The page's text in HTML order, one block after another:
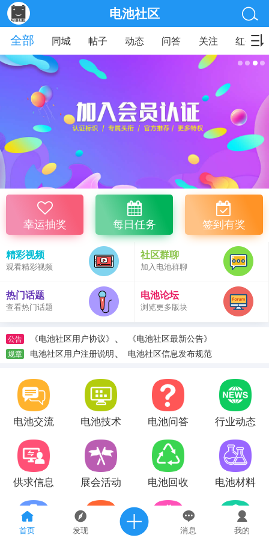
首页 发现 消息 我的
电池社区
全部
同城 帖子 动态 问答 关注 红包
幸运抽奖 每日任务 签到有奖
精彩视频
观看精彩视频
社区群聊
加入电池群聊
热门话题
查看热门话题
电池论坛
浏览更多版块
公告 《电池社区用户协议》 、 《电池社区最新公告》
规章 电池社区用户注册说明、 电池社区信息发布规范
电池交流 电池技术 电池问答 行业动态
供求信息 展会活动 电池回收 电池材料